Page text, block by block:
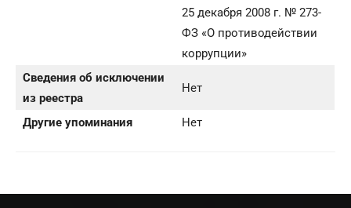
25 декабря 2008 г. № 273-
ФЗ «О противодействии
коррупции»
Сведения об исключении
из реестра
Нет
Другие упоминания Нет